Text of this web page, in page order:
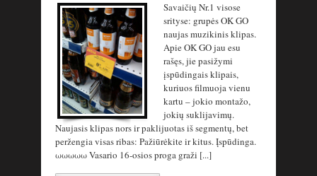
Savaičių Nr.1 visose
srityse: grupės OK GO
naujas muzikinis klipas.
Apie OK GO jau esu
rašęs, jie pasižymi
įspūdingais klipais,
kuriuos filmuoja vienu
kartu – jokio montažo,
jokių suklijavimų.
Naujasis klipas nors ir paklijuotas iš segmentų, bet
peržengia visas ribas: Pažiūrėkite ir kitus. Įspūdinga.
ωωωωω Vasario 16-osios proga graži [...]